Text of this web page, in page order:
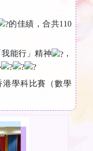
的佳績，合共110
能行」精神
，
港學科比賽
（數學